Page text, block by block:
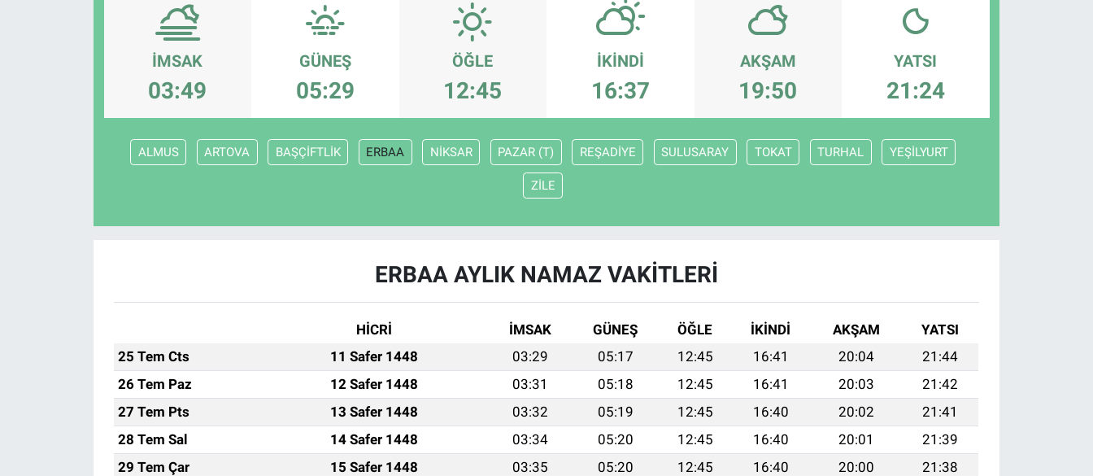
İMSAK
03:49
GÜNEŞ
05:29
ÖĞLE
12:45
İKINDI
16:37
AKŞAM
19:50
YATSI
21:24
ALMUS ARTOVA BAŞÇİFTLİK ERBAA NİKSAR PAZAR (T) REŞADİYE SULUSARAY TOKAT TURHAL YEŞİLYURT
ZİLE
ERBAA AYLIK NAMAZ VAKITLERI
HİCRİ İMSAK GÜNEŞ ÖĞLE İKINDI AKŞAM
YATSI
25 Tem Cts
11 Safer 1448 03:29 05:17 12:45 16:41 20:04
21:44
26 Tem Paz
12 Safer 1448 03:31 05:18 12:45 16:41 20:03
21:42
27 Tem Pts
13 Safer 1448 03:32 05:19 12:45 16:40 20:02
21:41
28 Tem Sal
14 Safer 1448 03:34 05:20 12:45 16:40 20:01
21:39
29 Tem Çar
15 Safer 1448 03:35 05:20 12:45 16:40 20:00
21:38
Bilim ve Teknoloji